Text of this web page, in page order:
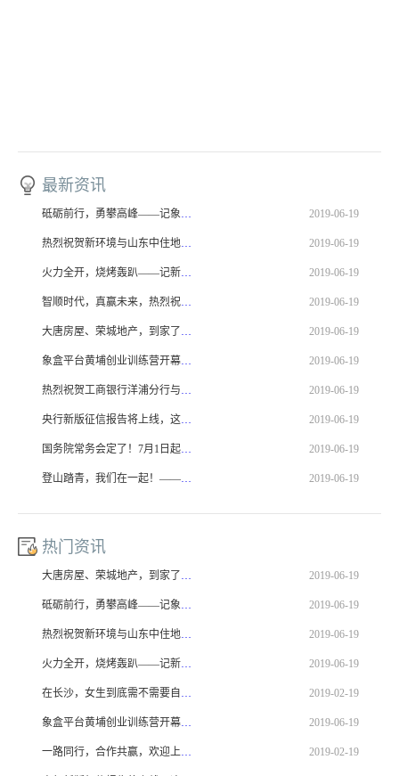
最新资讯
砥砺前行，勇攀高峰——记象盒平台研发部及产品运营部团建活动 2019-06-19
热烈祝贺新环境与山东中住地产达成战略合作！ 2019-06-19
火力全开，烧烤轰趴——记新环境职能部门烧烤活动！ 2019-06-19
智顺时代，真赢未来，热烈祝贺新环境与房天下签订战略合作！ 2019-06-19
大唐房屋、荣城地产，到家了和新环境战略合作签约仪式圆满落幕！ 2019-06-19
象盒平台黄埔创业训练营开幕，让梦想在这里腾飞！ 2019-06-19
热烈祝贺工商银行洋浦分行与海南新环境达成战略合作！ 2019-06-19
央行新版征信报告将上线，这些变化必须注意！ 2019-06-19
国务院常务会定了！7月1日起减免不动产登记费！ 2019-06-19
登山踏青，我们在一起！——记汤冰实习副总区武功山之行 2019-06-19
热门资讯
大唐房屋、荣城地产，到家了和新环境战略合作签约仪式圆满落幕！ 2019-06-19
砥砺前行，勇攀高峰——记象盒平台研发部及产品运营部团建活动 2019-06-19
热烈祝贺新环境与山东中住地产达成战略合作！ 2019-06-19
火力全开，烧烤轰趴——记新环境职能部门烧烤活动！ 2019-06-19
在长沙，女生到底需不需要自己买房？ 2019-02-19
象盒平台黄埔创业训练营开幕，让梦想在这里腾飞！ 2019-06-19
一路同行，合作共赢，欢迎上海锦明地产来我司参观！ 2019-02-19